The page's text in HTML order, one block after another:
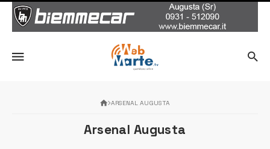
ARSENAL AUGUSTA
Arsenal Augusta